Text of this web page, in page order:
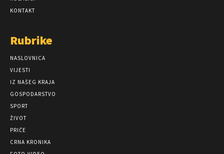
KONTAKT
Rubrike
NASLOVNICA
VIJESTI
IZ NAŠEG KRAJA
GOSPODARSTVO
SPORT
ŽIVOT
PRIČE
CRNA KRONIKA